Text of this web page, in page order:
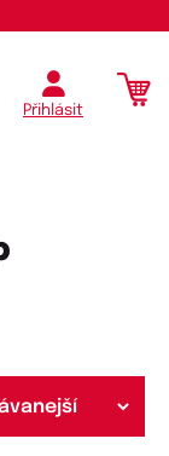
Přihlásit